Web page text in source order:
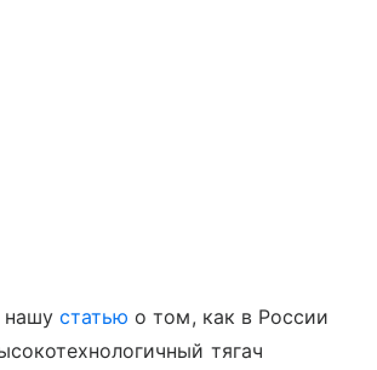
нашу статью о том, как в России
тягач